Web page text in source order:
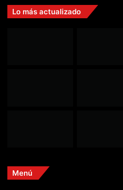
Lo más actualizado
Menú